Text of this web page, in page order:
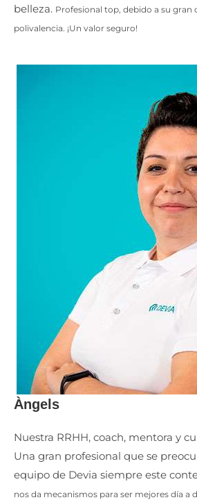
belleza. Profesional top, debido a su gran
polivalencia. ¡Un valor seguro!
Àngels
Nuestra RRHH, coach, mentora y
Una gran profesional que se
equipo de Devia siempre este
nos da mecanismos para ser mejores día a